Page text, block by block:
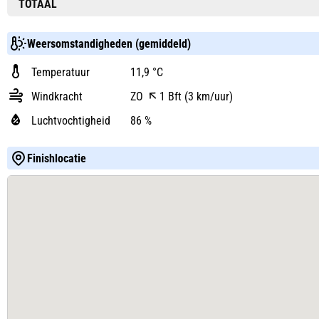
TOTAAL
Weersomstandigheden (gemiddeld)
Temperatuur
11,9 °C
Windkracht
ZO
1 Bft (3 km/uur)
Luchtvochtigheid
86 %
Finishlocatie